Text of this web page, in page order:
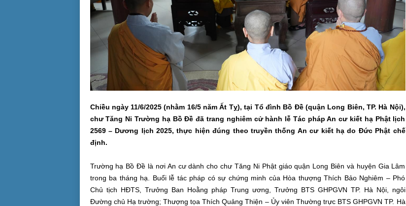
Chiều ngày 11/6/2025 (nhằm 16/5 năm Ất Tỵ), tại Tổ đình Bồ Đề (quận Long Biên, TP. Hà Nội),
chư Tăng Ni Trường hạ Bồ Đề đã trang nghiêm cử hành lễ Tác pháp An cư kiết hạ Phật lịch
2569 – Dương lịch 2025, thực hiện đúng theo truyền thống An cư kiết hạ do Đức Phật chế
định.
Trường hạ Bồ Đề là nơi An cư dành cho chư Tăng Ni Phật giáo quận Long Biên và huyện Gia Lâm
trong ba tháng hạ. Buổi lễ tác pháp có sự chứng minh của Hòa thượng Thích Bảo Nghiêm – Phó
Chủ tịch HĐTS, Trưởng Ban Hoằng pháp Trung ương, Trưởng BTS GHPGVN TP. Hà Nội, ngôi
Đường chủ Hạ trường; Thượng tọa Thích Quảng Thiện – Ủy viên Thường trực BTS GHPGVN TP. Hà